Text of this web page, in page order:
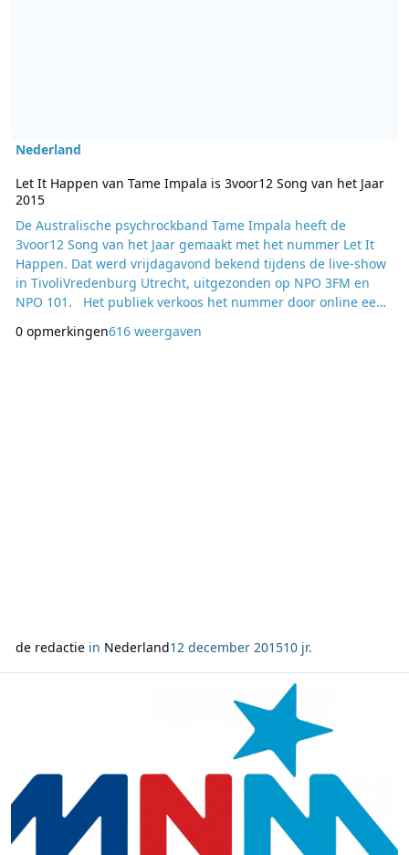
Nederland
Let It Happen van Tame Impala is 3voor12 Song van het Jaar
2015
De Australische psychrockband Tame Impala heeft de
3voor12 Song van het Jaar gemaakt met het nummer Let It
Happen. Dat werd vrijdagavond bekend tijdens de live-show
in TivoliVredenburg Utrecht, uitgezonden op NPO 3FM en
NPO 101. Het publiek verkoos het nummer door online een
dit jaar uitkwamen. Ook eigen favorieten die niet op deze lijst
0 opmerkingen616 weergaven
de redactiein Nederland12 december 201510 jr.
Lees meer over Adele opnieuw bovenaan in MNM1000